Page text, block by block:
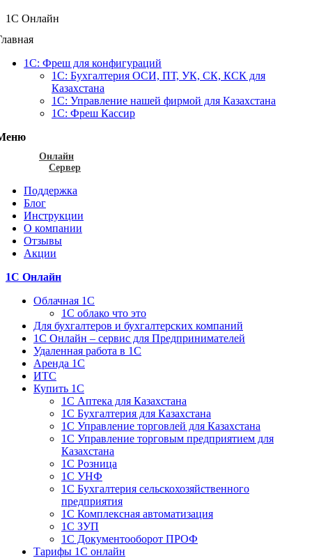
1C Онлайн
1С: Фреш для конфигураций
1С: Бухгалтерия ОСИ, ПТ, УК, СК, КСК для
Казахстана
1С: Управление нашей фирмой для Казахстана
1С: Фреш Кассир
Онлайн
Сервер
Поддержка
Блог
Инструкции
О компании
Отзывы
Акции
1С Онлайн
Облачная 1С
1C облако что это
Для бухгалтеров и бухгалтерских компаний
1C Онлайн – сервис для Предпринимателей
Удаленная работа в 1С
Аренда 1С
ИТС
Купить 1С
1С Аптека для Казахстана
1С Бухгалтерия для Казахстана
1С Управление торговлей для Казахстана
1С Управление торговым предприятием для
Казахстана
1С Розница
1С УНФ
1С Бухгалтерия сельскохозяйственного
предприятия
1С Комплексная автоматизация
1С ЗУП
1С Документооборот ПРОФ
Тарифы 1С онлайн